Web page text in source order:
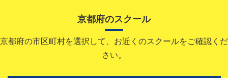
京都府のスクール
京都府の市区町村を選択して、お近くのスクールをご確認くだ
さい。